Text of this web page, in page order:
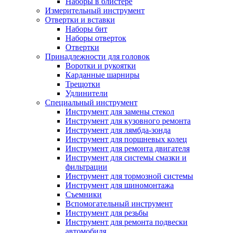
Измерительный инструмент
Отвертки и вставки
Наборы бит
Наборы отверток
Отвертки
Принадлежности для головок
Воротки и рукоятки
Карданные шарниры
Трещотки
Удлинители
Специальный инструмент
Инструмент для замены стекол
Инструмент для кузовного ремонта
Инструмент для лямбда-зонда
Инструмент для поршневых колец
Инструмент для ремонта двигателя
Инструмент для системы смазки и
фильтрации
Инструмент для тормозной системы
Инструмент для шиномонтажа
Съемники
Вспомогательный инструмент
Инструмент для резьбы
Инструмент для ремонта подвески
автомобиля